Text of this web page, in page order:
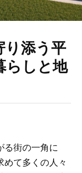
り添う平
らしと地
る街の一角に
て多くの人々